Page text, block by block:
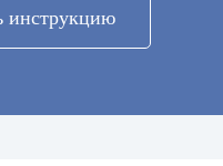
инструкцию